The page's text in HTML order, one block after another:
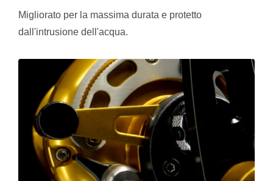
Migliorato per la massima durata e protetto
dall'intrusione dell'acqua.